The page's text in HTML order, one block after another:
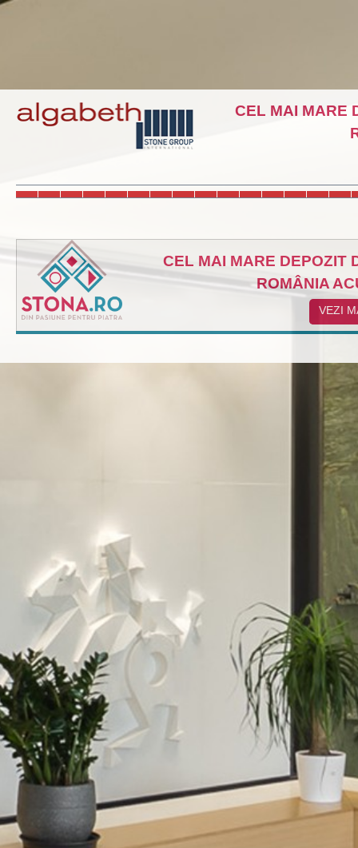
CEL MAI MARE
CEL MAI MARE DEPOZIT
ROMÂNIA
VEZI